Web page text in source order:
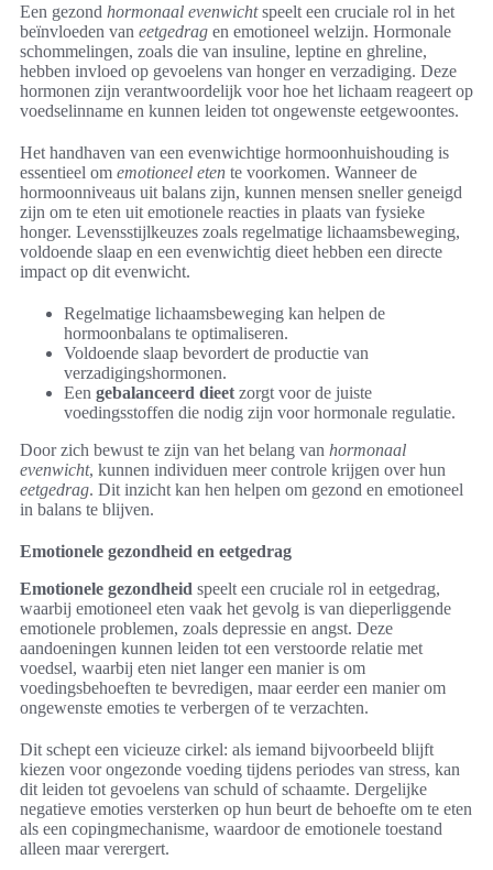
Een gezond hormonaal evenwichtspeelt een cruciale rol in het
beïnvloeden van eetgedrag en emotioneel welzijn. Hormonale
schommelingen, zoals die van insuline, leptine en ghreline,
hebben invloed op gevoelens van honger en verzadiging. Deze
hormonen zijn verantwoordelijk voor hoe het lichaam reageert op
voedselinname en kunnen leiden tot ongewenste eetgewoontes.
Het handhaven van een evenwichtige hormoonhuishouding is
essentieel om emotioneel eten te voorkomen. Wanneer de
hormoonniveaus uit balans zijn, kunnen mensen sneller geneigd
zijn om te eten uit emotionele reacties in plaats van fysieke
honger. Levensstijlkeuzes zoals regelmatige lichaamsbeweging,
voldoende slaap en een evenwichtig dieet hebben een directe
impact op dit evenwicht.
Regelmatige lichaamsbeweging kan helpen de
hormoonbalans te optimaliseren.
Voldoende slaap bevordert de productie van
verzadigingshormonen.
Een gebalanceerd dieet zorgt voor de juiste
voedingsstoffen die nodig zijn voor hormonale regulatie.
Door zich bewust te zijn van het belang van hormonaal
evenwicht, kunnen individuen meer controle krijgen over hun
eetgedrag. Dit inzicht kan hen helpen om gezond en emotioneel
in balans te blijven.
Emotionele gezondheid en eetgedrag
Emotionele gezondheid speelt een cruciale rol in eetgedrag,
waarbij emotioneel eten vaak het gevolg is van dieperliggende
emotionele problemen, zoals depressie en angst. Deze
aandoeningen kunnen leiden tot een verstoorde relatie met
voedsel, waarbij eten niet langer een manier is om
voedingsbehoeften te bevredigen, maar eerder een manier om
ongewenste emoties te verbergen of te verzachten.
Dit schept een vicieuze cirkel: als iemand bijvoorbeeld blijft
kiezen voor ongezonde voeding tijdens periodes van stress, kan
dit leiden tot gevoelens van schuld of schaamte. Dergelijke
negatieve emoties versterken op hun beurt de behoefte om te eten
als een copingmechanisme, waardoor de emotionele toestand
alleen maar verergert.